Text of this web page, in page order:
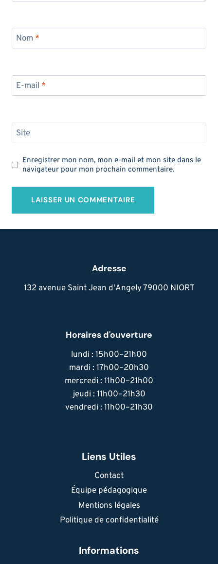
Nom *
E-mail *
Site
Enregistrer mon nom, mon e-mail et mon site dans le
navigateur pour mon prochain commentaire.
Adresse
132 avenue Saint Jean d'Angely 79000 NIORT
Horaires d'ouverture
lundi : 15h00–21h00
mardi : 17h00–20h30
mercredi : 11h00–21h00
jeudi : 11h00–21h30
vendredi : 11h00–21h30
Liens Utiles
Contact
Équipe pédagogique
Mentions légales
Politique de confidentialité
Informations